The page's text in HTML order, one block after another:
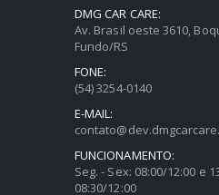
DMG CAR CARE:
Av. Brasil oeste 3610,
Fundo/RS
FONE:
(54) 3254-0140
E-MAIL:
FUNCIONAMENTO:
Seg. - Sex: 08:00/12:00 e
08:30/12:00